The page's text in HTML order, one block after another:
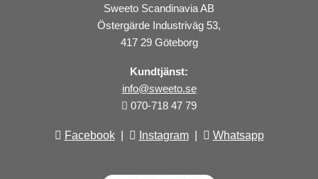
Sweeto Scandinavia AB
Östergärde Industriväg 53,
417 29 Göteborg
Kundtjänst:
info@sweeto.se
070-718 47 79
Facebook| Instagram| Whatsapp